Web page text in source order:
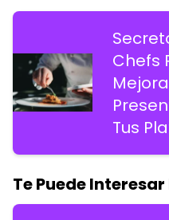
Chefs
Tus
Te Puede Interesar